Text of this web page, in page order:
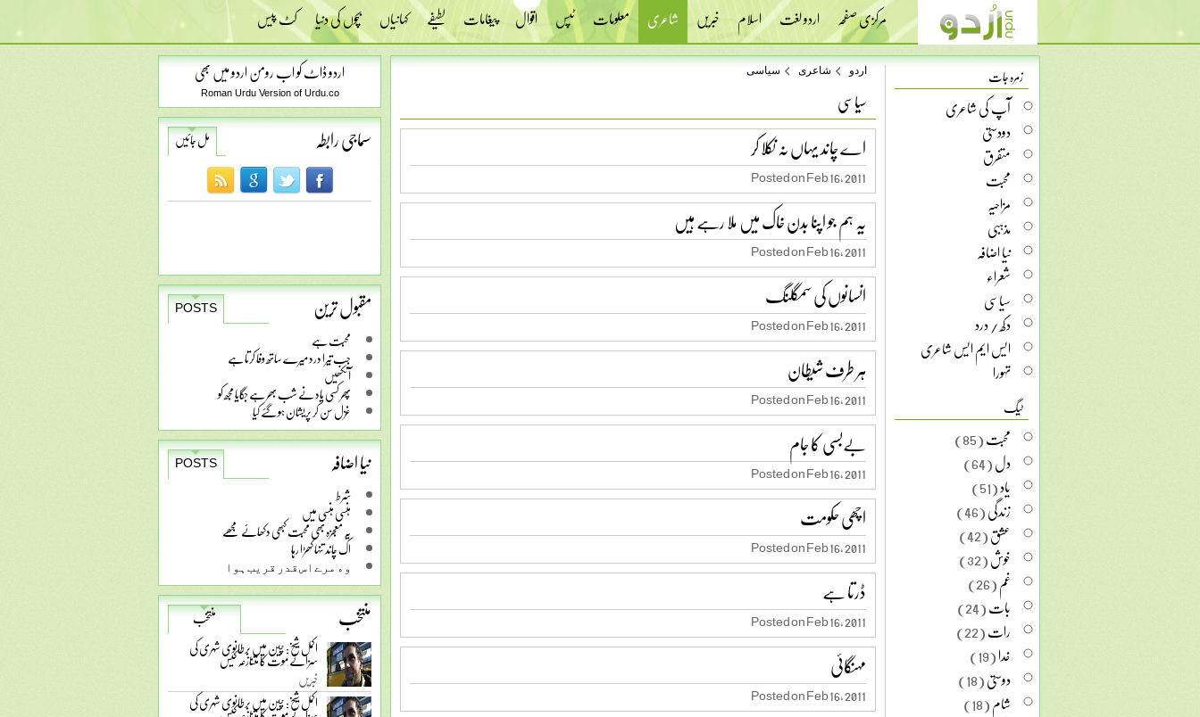
مرکزی صفحہ اردو لغت اسلام خبریں شاعری معلومات ٹپس اقوال پیغامات لطیفے کہانیاں بچوں کی دنیا کٹ پیس
اردو ڈاٹ کو اب رومن اردو میں بھی
Roman Urdu Version of Urdu.co
سماجی رابطہ مل جائیں
مقبول ترین
POSTS
محبت ہے
جب تیرا درد میرے ساتھ وفا کرتا ہے
آنکھیں
پھر کسی یاد نے شب بھر ہے جگایا مجھ کو
غزل سن کر پریشان ہو گئے کیا
نیا اضافہ
POSTS
شرط
ہنسی ہنسی میں
یہ معجزہ بھی محبت کبھی دکھائے مجھے
اک چاند تنہا کھڑا رہا
ﻭﮦ ﻣﺮﮮ ﺍﺱ ﻗﺪﺭ ﻗﺮﯾﺐ ﮨﻮﺍ
منتخب
منتخب
اکمل شیخ: چین میں برطانوی شہری کی
سزائے موت کا متنازعہ کیس
خبریں
اکمل شیخ: چین میں برطانوی شہری کی
اردو شاعری سیاسی
سیاسی
اے چاند یہاں نہ نکلا کر
Posted on Feb 16, 2011
یہ ہم جو اپنا بدن خاک میں ملا رہے ہیں
Posted on Feb 16, 2011
انسانوں کی سمگلنگ
Posted on Feb 16, 2011
ہر طرف شیطان
Posted on Feb 16, 2011
بےبسی کا جام
Posted on Feb 16, 2011
اچھی حکومت
Posted on Feb 16, 2011
ڈرتا ہے
Posted on Feb 16, 2011
مہنگائی
Posted on Feb 16, 2011
زمرہ جات
آپ کی شاعری
دودستی
متفرق
محبت
مزاحیہ
مذہبی
نیا اضافہ
شعراء
سیاسی
دکھ / درد
ایس ایم ایس شاعری
تہورا
ٹیگ
محبت(85)
دل(64)
یاد(51)
زندگی(46)
عشق(42)
خوش(32)
غم(26)
بات(24)
رات(22)
خدا(19)
دوستی(18)
شام(18)